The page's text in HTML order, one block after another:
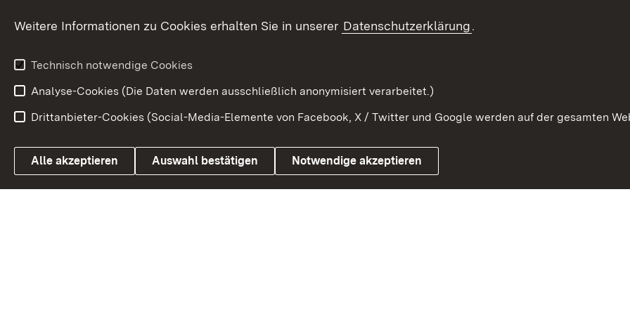
Wirtschaftsstandort
Urlaubs- und Kulturland
Link zum Landesportal
Impressum
Weitere Informationen zu Cookies erhalten Sie in unserer Datenschutzerklärung.
Technisch notwendige Cookies
Analyse-Cookies (Die Daten werden ausschließlich anonymisiert verarbeitet.)
Drittanbieter-Cookies (Social-Media-Elemente von Facebook, X / Twitter und Google werden auf der gesamten
Alle akzeptieren Auswahl bestätigen Notwendige akzeptieren